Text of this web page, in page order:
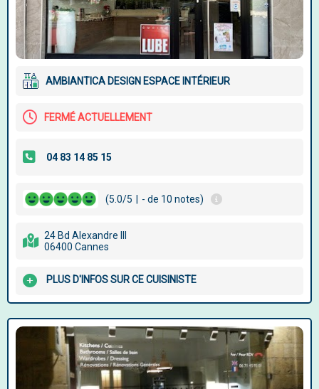
AMBIANTICA DESIGN ESPACE INTÉRIEUR
FERMÉ ACTUELLEMENT
(5.0/5 - de 10 notes)
24 Bd Alexandre III
06400 Cannes
PLUS D'INFOS SUR CE CUISINISTE